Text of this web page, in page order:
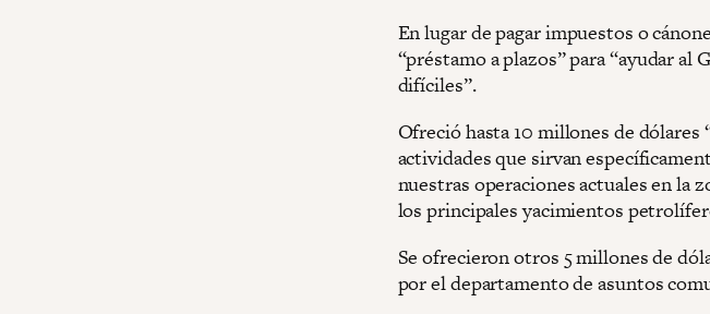
En lugar de pagar impuestos o
“préstamo a plazos” para “ayudar
difíciles”.
Ofreció hasta 10 millones de
actividades que sirvan
nuestras operaciones actuales en la
los principales yacimientos
Se ofrecieron otros 5 millones de
por el departamento de asuntos